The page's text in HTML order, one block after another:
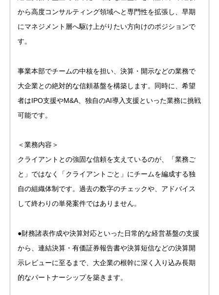
から高度コンサルティング領域へと専門性を拡張し、早期
にマネジメント層へ駆け上がりたい方向けのポジションで
す。
事業本部でチームの中核を担い、決算・開示などの業務で
大企業との絶対的な信頼基盤を構築します。同時に、希望
者はIPO支援やM&A、独自のAI導入支援といった業務に挑戦
可能です。
＜業務内容＞
クライアントとの強固な信頼を支えているのが、「業務ご
と」ではなく「クライアントごと」にチームを編成する独
自の組織体制です。過去の数字のチェックや、アドバイス
して終わりの単発案件ではありません。
●財務諸表作成や決算対応といった日常的な経営基盤の支援
から、連結決算・有価証券報告書や決算短信などの決算開
示レビューに至るまで、大企業の根幹に深く入り込み長期
的なパートナーシップを築きます。